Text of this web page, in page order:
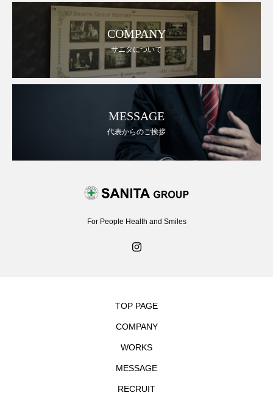
COMPANY
サニタについて
MESSAGE
代表からのご挨拶
For People Health and Smiles
TOP PAGE
COMPANY
WORKS
MESSAGE
RECRUIT